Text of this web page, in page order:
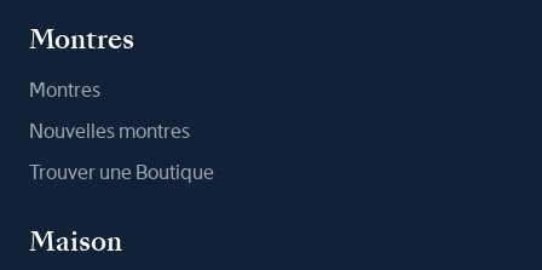
Montres
Montres
Nouvelles montres
Trouver une Boutique
Maison